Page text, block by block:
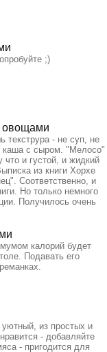
;)
овощами
текструра - не суп, не
каша с сыром. "Мелосо"
и густой, и жидкий
из книги Хорхе
Соответственно, и
Но только немного
Получилось очень
калорий будет
Подавать его
из простых и
- добавляйте
- пригодится для